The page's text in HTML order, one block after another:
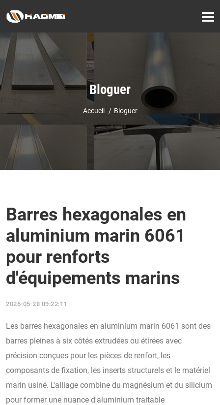
Bloguer
Accueil Bloguer
Barres hexagonales en
aluminium marin 6061
pour renforts
d'équipements marins
2026-05-28 09:22:11
Les barres hexagonales en aluminium marin 6061 sont des
barres pleines à six côtés extrudées ou étirées avec
précision conçues pour les pièces de renfort, les
composants de fixation, les inserts structurels et le matériel
marin usiné. L'alliage combine du magnésium et du silicium
pour former une nuance d'aluminium traitable